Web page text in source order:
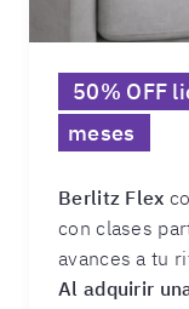
50% OFF
meses
Berlitz Flex
con clases
avances a tu
Al adquirir